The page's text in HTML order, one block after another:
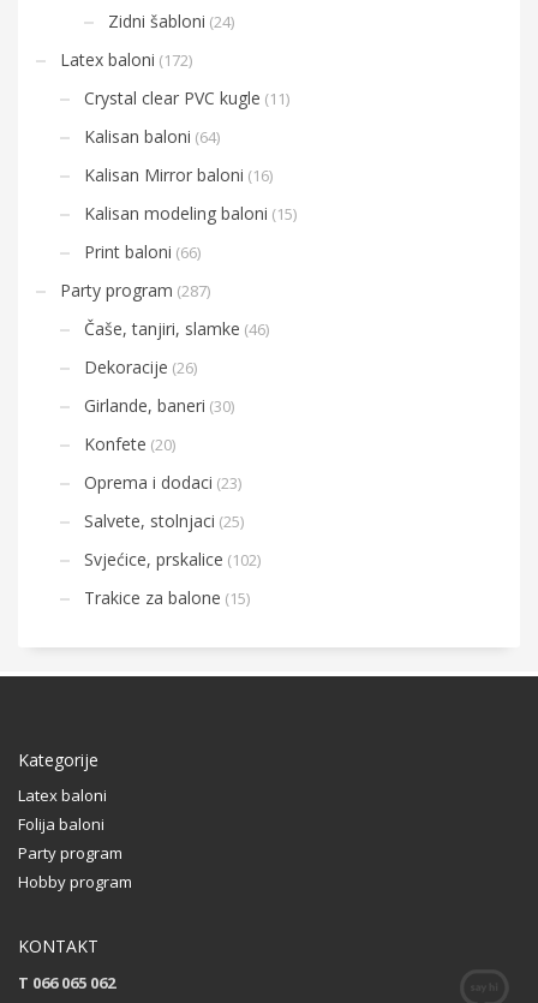
Zidni šabloni (24)
Latex baloni (172)
Crystal clear PVC kugle (11)
Kalisan baloni (64)
Kalisan Mirror baloni (16)
Kalisan modeling baloni (15)
Print baloni (66)
Party program (287)
Čaše, tanjiri, slamke (46)
Dekoracije (26)
Girlande, baneri (30)
Konfete (20)
Oprema i dodaci (23)
Salvete, stolnjaci (25)
Svjećice, prskalice (102)
Trakice za balone (15)
Kategorije
Latex baloni
Folija baloni
Party program
Hobby program
KONTAKT
T 066 065 062